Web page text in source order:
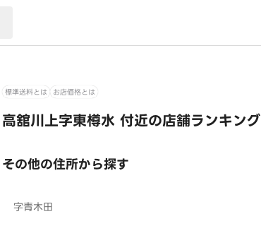
標準送料とは お店価格とは
高舘川上字東樽水 付近の店舗ランキング
その他の住所から探す
字青木田